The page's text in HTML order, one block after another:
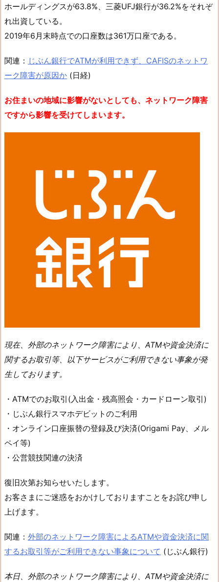
ホールディングスが63.8%、三菱UFJ銀行が36.2%をそれぞ
れ出資している。
2019年6月末時点での口座数は361万口座である。
関連： じぶん銀行でATMが利用できず、CAFISのネットワ
ーク障害が原因か (日経)
お住まいの地域に影響がないとしても、ネットワーク障害
ですから影響を受けてしまいます。
現在、外部のネットワーク障害により、ATMや資金決済に
関するお取引等、以下サービスがご利用できない事象が発
生しております。
・ATMでのお取引(入出金・残高照会・カードローン取引)
・じぶん銀行スマホデビットのご利用
・オンライン口座振替の登録及び決済(Origami Pay、メル
ペイ等)
・公営競技関連の決済
復旧次第お知らせいたします。
お客さまにご迷惑をおかけしておりますことをお詫び申し
上げます。
関連： 外部のネットワーク障害によるATMや資金決済に関
するお取引等がご利用できない事象について (じぶん銀行)
本日、外部のネットワーク障害により、ATMや資金決済に